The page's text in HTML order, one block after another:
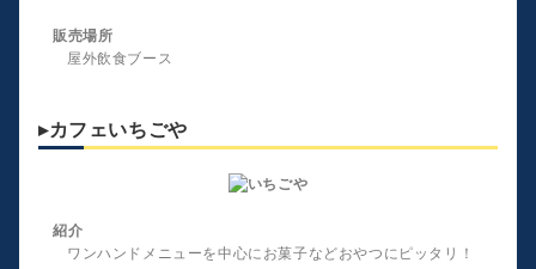
販売場所
屋外飲食ブース
▸カフェいちごや
紹介
ワンハンドメニューを中心にお菓子などおやつにピッタリ！